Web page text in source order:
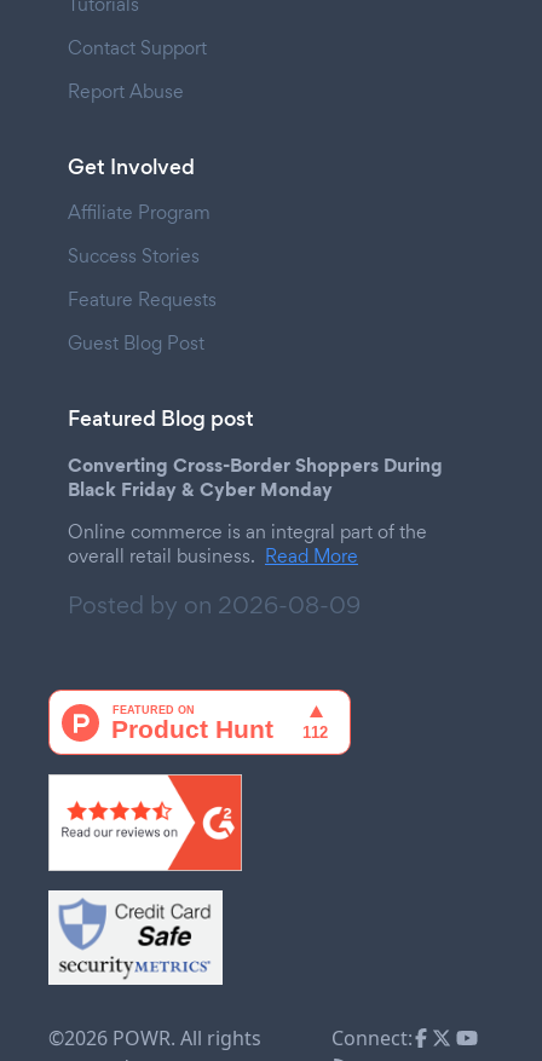
Contact Support
Report Abuse
Get Involved
Affiliate Program
Success Stories
Feature Requests
Guest Blog Post
Featured Blog post
Converting Cross-Border Shoppers During
Black Friday & Cyber Monday
Online commerce is an integral part of the
overall retail business. Read More
Posted by on 2026-08-09
©2026 POWR. All rights
Connect: